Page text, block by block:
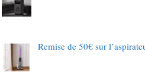
Remise de 50€ sur